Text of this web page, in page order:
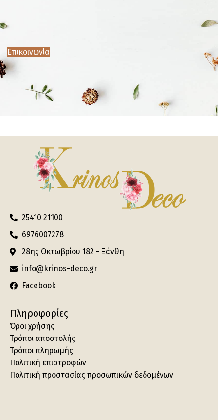
Επικοινωνία
25410 21100
6976007278
28ης Οκτωβρίου 182 - Ξάνθη
info@krinos-deco.gr
Facebook
Πληροφορίες
Όροι χρήσης
Τρόποι αποστολής
Τρόποι πληρωμής
Πολιτική επιστροφών
Πολιτική προστασίας προσωπικών δεδομένων